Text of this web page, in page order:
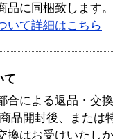
品に同梱致します。
いて詳細はこちら
て
合による返品・交
品開封後、または
換はお受けいたし